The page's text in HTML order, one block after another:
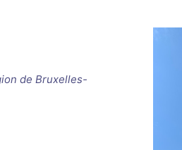
de Bruxelles-